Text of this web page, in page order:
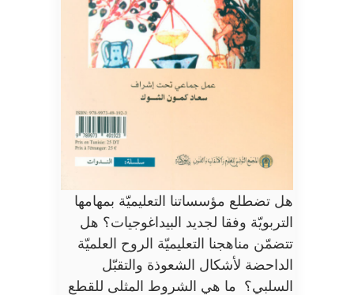
هل تضطلع مؤسساتنا التعليميّة بمهامها
التربويّة وفقا لجديد البيداغوجيات؟ هل
تتضمّن مناهجنا التعليميّة الروح العلميّة
الداحضة لأشكال الشعوذة والتقبّل
السلبي؟ ما هي الشروط المثلى للقطع